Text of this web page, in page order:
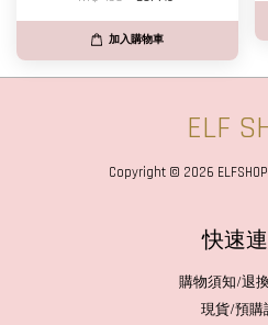
加入購物車
ELF
Copyright © 2026
快速
購物須知/退
現貨/預購